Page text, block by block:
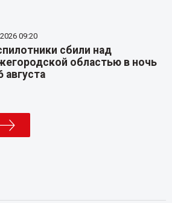
09:20
сбили над
областью в ночь
августа